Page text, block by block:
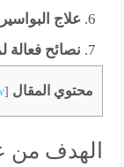
علاج
نصائح فعالة
محتوي المقال [
الهدف من